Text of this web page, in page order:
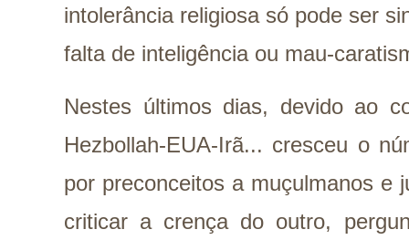
intolerância religiosa só pode ser
falta de inteligência ou mau-
Nestes últimos dias, devido ao
Hezbollah-EUA-Irã... cresceu o
por preconceitos a muçulmanos e
criticar a crença do outro,